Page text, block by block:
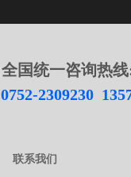
全国统一咨询热线
0752-2309230
联系我们